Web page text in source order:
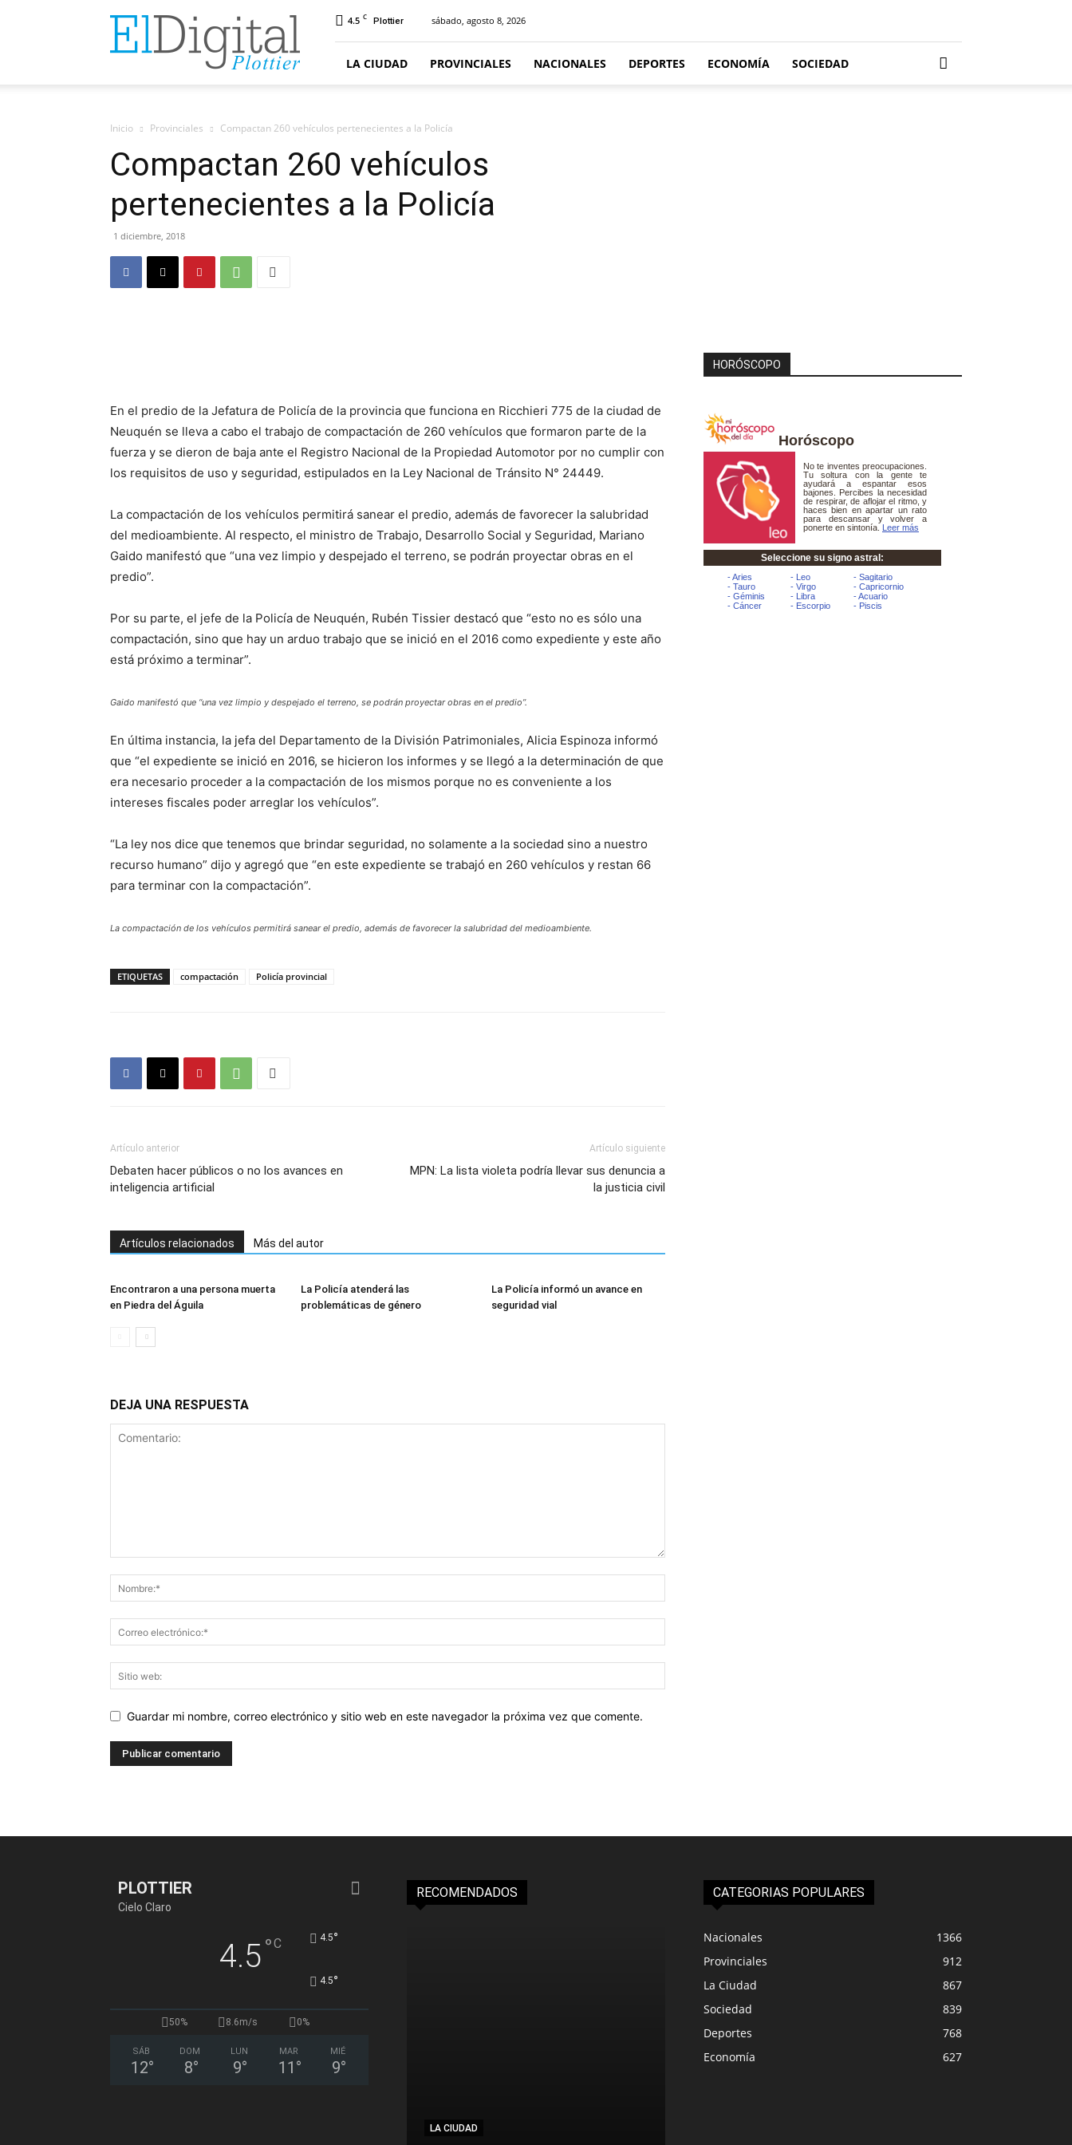
ElDigitalPlottier
4.5 C Plottier sábado, agosto 8, 2026
LA CIUDAD PROVINCIALES NACIONALES DEPORTES ECONOMÍA SOCIEDAD
Inicio Provinciales Compactan 260 vehículos pertenecientes a la Policía
Compactan 260 vehículos
pertenecientes a la Policía
1 diciembre, 2018
En el predio de la Jefatura de Policía de la provincia que funciona en Ricchieri 775 de la ciudad de
Neuquén se lleva a cabo el trabajo de compactación de 260 vehículos que formaron parte de la
fuerza y se dieron de baja ante el Registro Nacional de la Propiedad Automotor por no cumplir con
los requisitos de uso y seguridad, estipulados en la Ley Nacional de Tránsito N° 24449.
La compactación de los vehículos permitirá sanear el predio, además de favorecer la salubridad
del medioambiente. Al respecto, el ministro de Trabajo, Desarrollo Social y Seguridad, Mariano
Gaido manifestó que “una vez limpio y despejado el terreno, se podrán proyectar obras en el
predio”.
Por su parte, el jefe de la Policía de Neuquén, Rubén Tissier destacó que “esto no es sólo una
compactación, sino que hay un arduo trabajo que se inició en el 2016 como expediente y este año
está próximo a terminar”.
Gaido manifestó que “una vez limpio y despejado el terreno, se podrán proyectar obras en el predio”.
En última instancia, la jefa del Departamento de la División Patrimoniales, Alicia Espinoza informó
que “el expediente se inició en 2016, se hicieron los informes y se llegó a la determinación de que
era necesario proceder a la compactación de los mismos porque no es conveniente a los
intereses fiscales poder arreglar los vehículos”.
“La ley nos dice que tenemos que brindar seguridad, no solamente a la sociedad sino a nuestro
recurso humano” dijo y agregó que “en este expediente se trabajó en 260 vehículos y restan 66
para terminar con la compactación”.
La compactación de los vehículos permitirá sanear el predio, además de favorecer la salubridad del medioambiente.
ETIQUETAS compactación Policía provincial
Artículo anterior
Debaten hacer públicos o no los avances en
inteligencia artificial
Artículo siguiente
MPN: La lista violeta podría llevar sus denuncia a
la justicia civil
Artículos relacionados Más del autor
Encontraron a una persona muerta
en Piedra del Águila
La Policía atenderá las
problemáticas de género
La Policía informó un avance en
seguridad vial
DEJA UNA RESPUESTA
Guardar mi nombre, correo electrónico y sitio web en este navegador la próxima vez que comente.
HORÓSCOPO
Horóscopo
PLOTTIER
Cielo Claro
4.5°C 4.5°
4.5°
50% 8.6m/s 0%
SÁB
12°
DOM
8°
LUN
9°
MAR
11 °
MIÉ
9°
RECOMENDADOS
LA CIUDAD
CATEGORIAS POPULARES
Nacionales
1366
Provinciales
912
La Ciudad
867
Sociedad
839
Deportes
768
Economía
627